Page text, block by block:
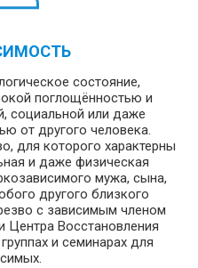
состояние,
поглощённостью и
социальной или даже
от другого человека.
для которого характерны
и даже физическая
мужа, сына,
другого близкого
с зависимым членом
Центра Восстановления
и семинарах для